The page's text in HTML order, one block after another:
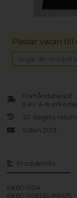
Produktinfo
EK60-00A
EK60-00ELBUMHJS
Forhåndsbestill
(Lev. 4-6
30 dagers
Siden 2013
Passar varan